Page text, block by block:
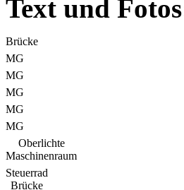
Text und
Brücke
MG
MG
MG
MG
MG
Oberlichte
Maschinenraum
Steuerrad
Brücke